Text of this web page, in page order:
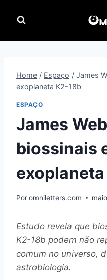
para
Home / Espaço / James
exoplaneta K2-18b
ESPAÇO
James
biossinais
Poromniletters.com
Estudo revela que
K2-18b podem não
comum no universo,
astrobiologia.